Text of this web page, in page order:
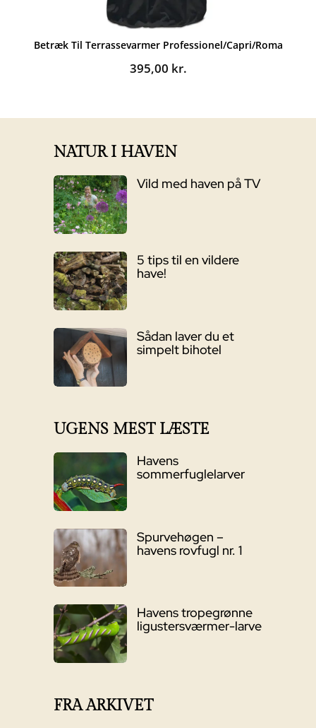
Betræk Til Terrassevarmer Professionel/Capri/Roma
395,00 kr.
NATUR I HAVEN
Vild med haven på TV
5 tips til en vildere
have!
Sådan laver du et
simpelt bihotel
UGENS MEST LÆSTE
Havens
sommerfuglelarver
Spurvehøgen –
havens rovfugl nr. 1
Havens tropegrønne
ligustersværmer-larve
FRA ARKIVET